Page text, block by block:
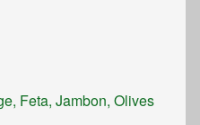
Feta, Jambon, Olives